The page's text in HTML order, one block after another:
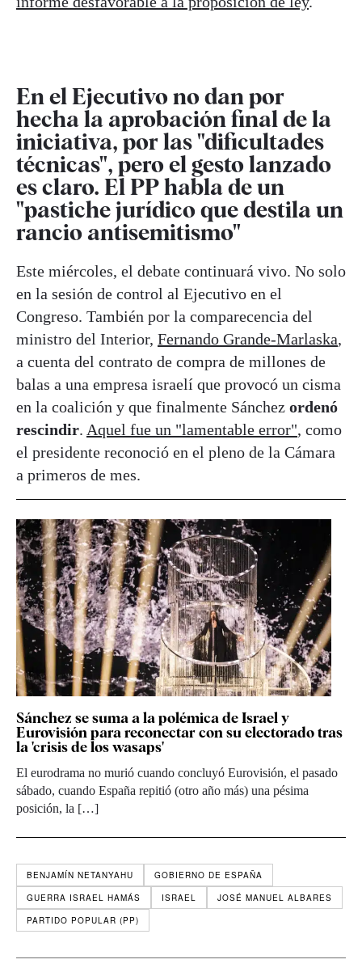
En el Ejecutivo no dan por
hecha la aprobación final de la
iniciativa, por las "dificultades
técnicas", pero el gesto lanzado
es claro. El PP habla de un
"pastiche jurídico que destila un
rancio antisemitismo"
Este miércoles, el debate continuará vivo. No solo
en la sesión de control al Ejecutivo en el
Congreso. También por la comparecencia del
ministro del Interior, Fernando Grande-Marlaska,
a cuenta del contrato de compra de millones de
balas a una empresa israelí que provocó un cisma
en la coalición y que finalmente Sánchez ordenó
rescindir. Aquel fue un "lamentable error", como
el presidente reconoció en el pleno de la Cámara
a primeros de mes.
Sánchez se suma a la polémica de Israel y
Eurovisión para reconectar con su electorado tras
la 'crisis de los wasaps'
El eurodrama no murió cuando concluyó Eurovisión, el pasado
sábado, cuando España repitió (otro año más) una pésima
posición, la […]
BENJAMÍN NETANYAHU
GOBIERNO DE ESPAÑA
GUERRA ISRAEL HAMÁS
ISRAEL
JOSÉ MANUEL ALBARES
PARTIDO POPULAR (PP)